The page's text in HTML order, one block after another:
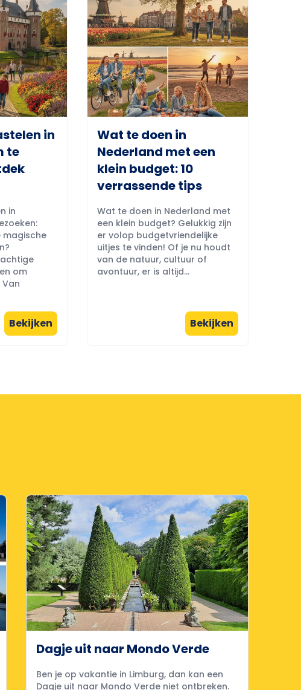
in
te
in
magische
om
Bekijken
Wat te doen in
Nederland met een
klein budget: 10
verrassende tips
Wat te doen in Nederland met
een klein budget? Gelukkig zijn
er volop budgetvriendelijke
uitjes te vinden! Of je nu houdt
van de natuur, cultuur of
avontuur, er is altijd...
Bekijken
Dagje uit naar Mondo Verde
Ben je op vakantie in Limburg, dan kan een
Dagje uit naar Mondo Verde niet ontbreken.